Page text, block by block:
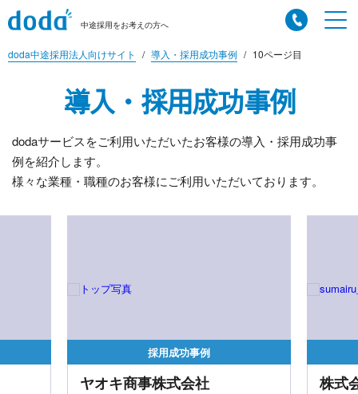
中途採用をお考えの方へ
doda中途採用法人向けサイト 導入・採用成功事例 10ページ目
導入・採用成功事例
dodaサービスをご利用いただいたお客様の導入・採用成功事
例を紹介します。
様々な業種・職種のお客様にご利用いただいております。
採用成功事例
ヤオキ商事株式会社 株式